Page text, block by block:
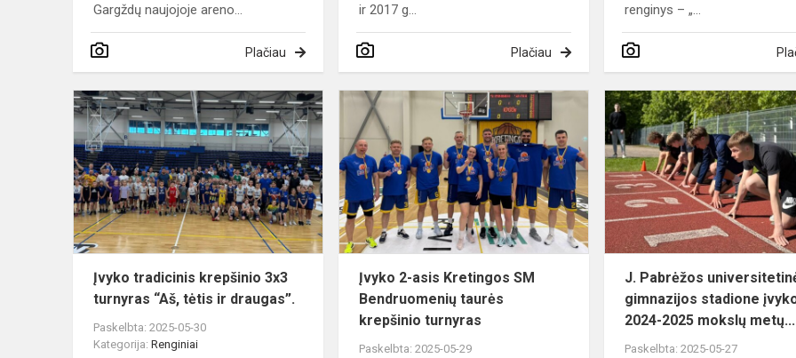
Gargždų naujojoje areno...
Plačiau
ir 2017 g...
Plačiau
renginys – „...
Įvyko
tradicinis
krepšinio
3x3
turnyras
“Aš,
tėtis
draug...
Įvyko tradicinis krepšinio 3x3
turnyras “Aš, tėtis ir draugas”.
Paskelbta: 2025-05-30
Kategorija: Renginiai
Įvyko
asis
Kretingos
SM
Bendruomenių
taurės
krepšinio
Įvyko 2-asis Kretingos SM
Bendruomenių taurės
krepšinio turnyras
Paskelbta: 2025-05-29
J. Pabrėžos
gimnazijos stadione
2024-2025 mokslų metų...
Paskelbta: 2025-05-27